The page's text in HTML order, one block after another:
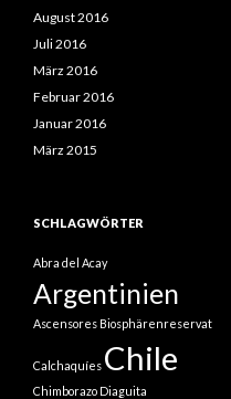
August 2016
Juli 2016
März 2016
Februar 2016
Januar 2016
März 2015
SCHLAGWÖRTER
Abra del Acay
Argentinien
Ascensores Biosphärenreservat
Calchaquíes Chile
Chimborazo Diaguita